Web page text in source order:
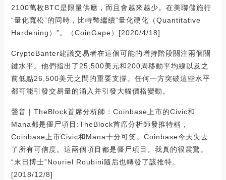
2100萬枚BTC是限量供應，而且會越來越少。在美聯儲施行
“量化寬松”的同時，比特幣繼續“量化硬化（Quantitative
Hardening）”。（CoinGape）[2020/4/18]
CryptoBanter建議交易者在這個可能的增持階段關注兩個關
鍵水平。他們指出了25,500美元和200周移動平均線以及之
前低點26,500美元之間的重要支撐。任何一方突破這些水平
都可能引發交易量的涌入并引發大幅價格變動。
聲音 | TheBlock首席分析師：Coinbase上市的Civic和
Mana都是僵尸項目:TheBlock首席分析師發推特稱，
Coinbase上市Civic和Mana十分可笑。Coinbase今天失去
了所有可信度。這兩個項目都是僵尸項目。我真的很震驚。
“末日博士”Nouriel Roubini隨后也轉發了該推特。
[2018/12/8]